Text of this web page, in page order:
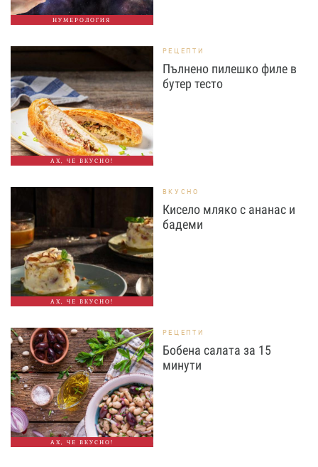
НУМЕРОЛОГИЯ
АХ, ЧЕ ВКУСНО!
РЕЦЕПТИ
Пълнено пилешко филе в
бутер тесто
АХ, ЧЕ ВКУСНО!
ВКУСНО
Кисело мляко с ананас и
бадеми
АХ, ЧЕ ВКУСНО!
РЕЦЕПТИ
Бобена салата за 15
минути